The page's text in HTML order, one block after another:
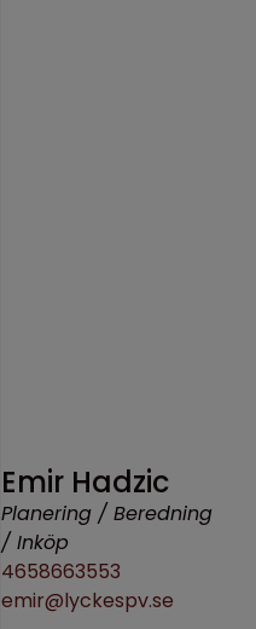
Emir Hadzic
Planering / Beredning
/ Inköp
4658663553
emir@lyckespv.se